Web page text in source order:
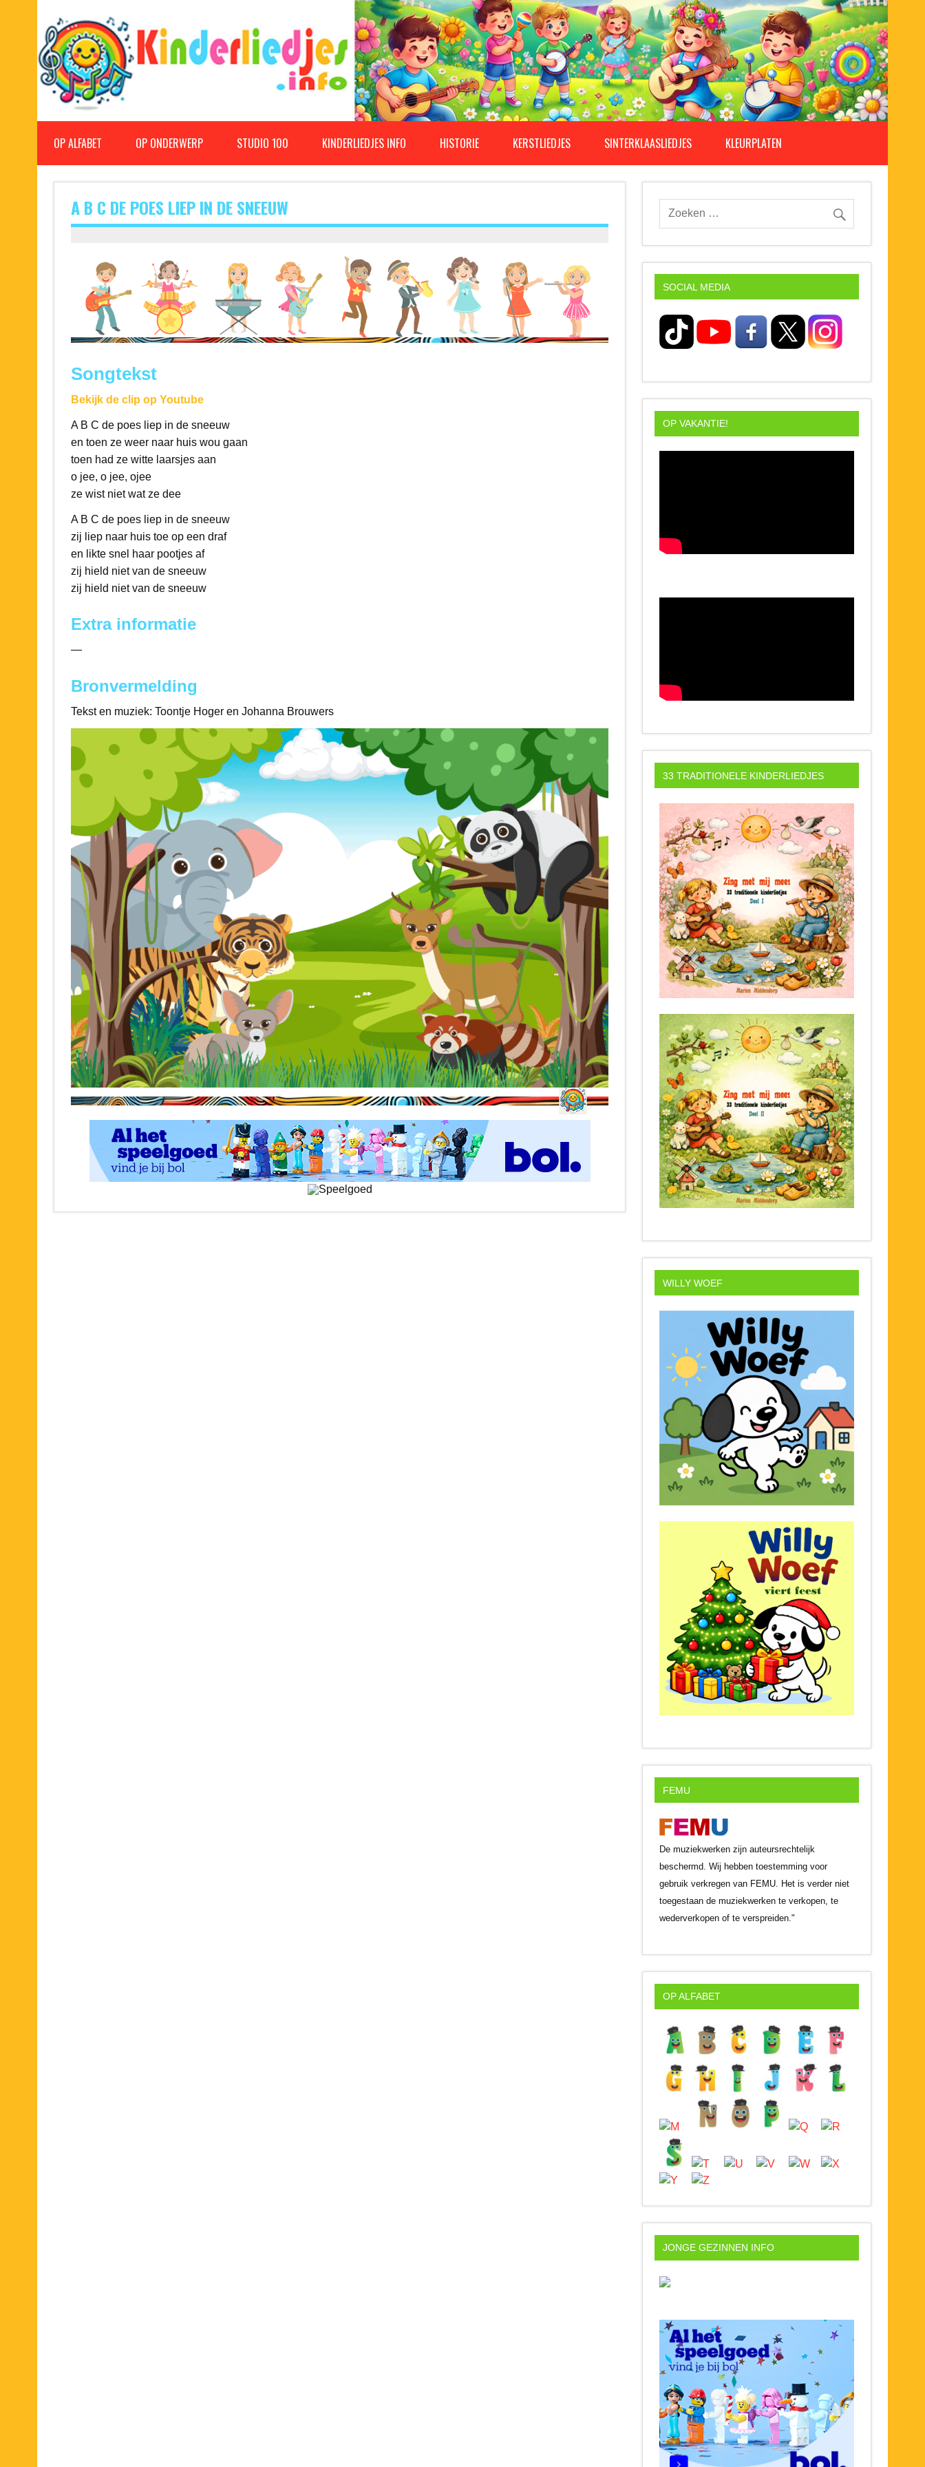
Kinderliedjes
OP ALFABET OP ONDERWERP STUDIO 100 KINDERLIEDJES INFO HISTORIE KERSTLIEDJES SINTERKLAASLIEDJES KLEURPLATEN
A B C DE POES LIEP IN DE SNEEUW
Songtekst
Bekijk de clip op Youtube
A B C de poes liep in de sneeuw
en toen ze weer naar huis wou gaan
toen had ze witte laarsjes aan
o jee, o jee, ojee
ze wist niet wat ze dee
A B C de poes liep in de sneeuw
zij liep naar huis toe op een draf
en likte snel haar pootjes af
zij hield niet van de sneeuw
zij hield niet van de sneeuw
Extra informatie
—
Bronvermelding
Tekst en muziek: Toontje Hoger en Johanna Brouwers
SOCIAL MEDIA
OP VAKANTIE!
33 TRADITIONELE KINDERLIEDJES
WILLY WOEF
FEMU
De muziekwerken zijn auteursrechtelijk
beschermd. Wij hebben toestemming voor
gebruik verkregen van FEMU. Het is verder niet
toegestaan de muziekwerken te verkopen, te
wederverkopen of te verspreiden."
OP ALFABET
JONGE GEZINNEN INFO